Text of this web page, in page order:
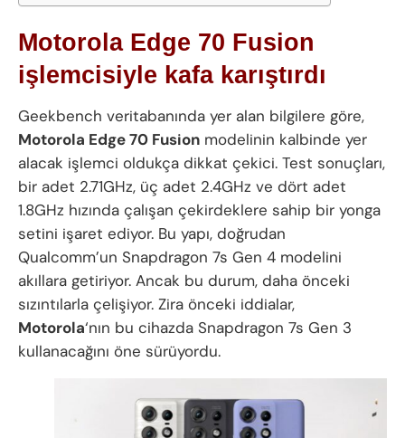
Motorola Edge 70 Fusion
işlemcisiyle kafa karıştırdı
Geekbench veritabanında yer alan bilgilere göre,
Motorola Edge 70 Fusion modelinin kalbinde yer
alacak işlemci oldukça dikkat çekici. Test sonuçları,
bir adet 2.71GHz, üç adet 2.4GHz ve dört adet
1.8GHz hızında çalışan çekirdeklere sahip bir yonga
setini işaret ediyor. Bu yapı, doğrudan
Qualcomm’un Snapdragon 7s Gen 4 modelini
akıllara getiriyor. Ancak bu durum, daha önceki
sızıntılarla çelişiyor. Zira önceki iddialar,
Motorola‘nın bu cihazda Snapdragon 7s Gen 3
kullanacağını öne sürüyordu.